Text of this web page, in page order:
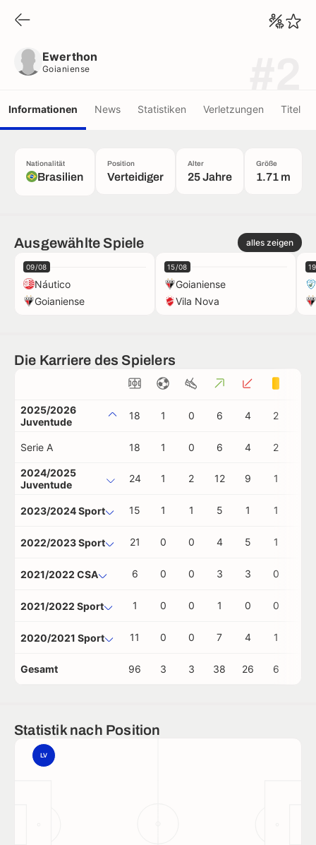
Ewerthon
Goianiense
Informationen News Statistiken Verletzungen Titel
Nationalität
Brasilien
Position
Verteidiger
Alter
25 Jahre
Größe
1.71 m
Ausgewählte Spiele alles zeigen
09/08
Náutico
Goianiense
15/08
Goianiense
Vila Nova
Die Karriere des Spielers
2025/2026
Juventude
18 1 0 6 4 2
Serie A 18 1 0 6 4 2
2024/2025
Juventude
24 1 2 12 9 1
2023/2024 Sport 15 1 1 5 1 1
2022/2023 Sport 21 0 0 4 5 1
2021/2022 CSA 6 0 0 3 3 0
2021/2022 Sport 1 0 0 1 0 0
2020/2021 Sport 11 0 0 7 4 1
Gesamt 96 3 3 38 26 6
Statistik nach Position
LV